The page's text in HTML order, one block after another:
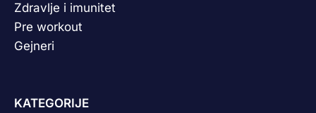
Zdravlje i imunitet
Pre workout
Gejneri
KATEGORIJE